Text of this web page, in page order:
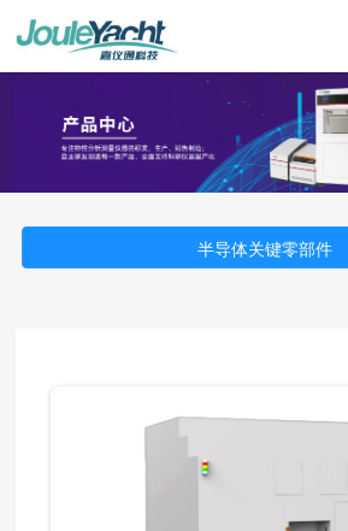
半导体关键零部件